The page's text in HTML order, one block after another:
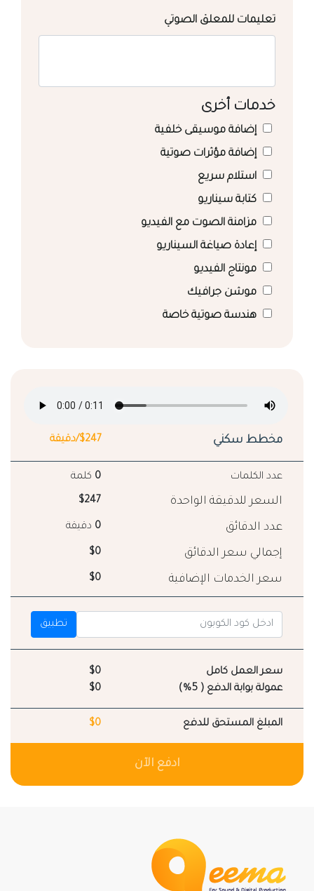
تعليمات للمعلق الصوتي
خدمات أخرى
إضافة موسيقى خلفية
إضافة مؤثرات صوتية
استلام سريع
كتابة سيناريو
مزامنة الصوت مع الفيديو
إعادة صياغة السيناريو
مونتاج الفيديو
موشن جرافيك
هندسة صوتية خاصة
مخطط سكني $247/دقيقة
عدد الكلمات 0 كلمة
السعر للدقيقة الواحدة $247
عدد الدقائق 0 دقيقة
إجمالي سعر الدقائق $0
سعر الخدمات الإضافية $0
تطبيق
سعر العمل كامل
$0
عمولة بوابة الدفع ( 5%)
$0
المبلغ المستحق للدفع $0
ادفع الآن